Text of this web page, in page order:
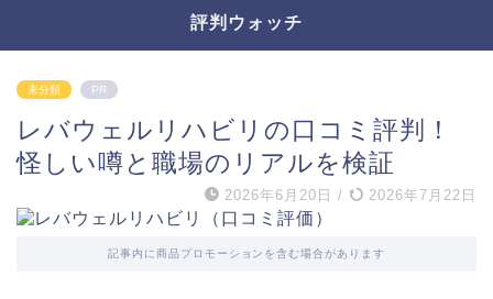
評判ウォッチ
未分類 PR
レバウェルリハビリの口コミ評判！
怪しい噂と職場のリアルを検証
2026年6月20日 / 2026年7月22日
記事内に商品プロモーションを含む場合があります